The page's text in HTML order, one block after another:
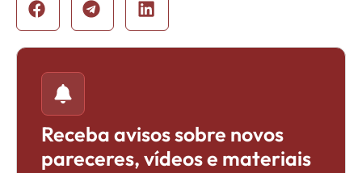
Receba avisos sobre novos
pareceres, vídeos e materiais